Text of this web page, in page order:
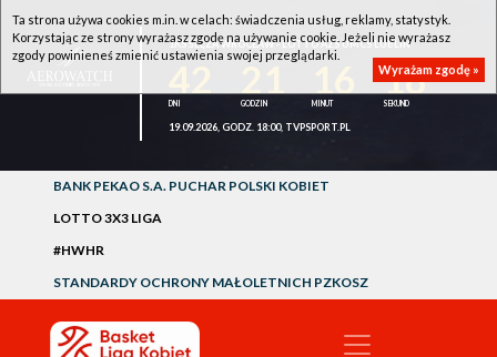
1KS ŚLĘZA WROCŁAW - LOTTO AZS UMCS LUBLIN
18
19.09.2026, GODZ. 18:00, TVPSPORT.PL
BANK PEKAO S.A. PUCHAR POLSKI KOBIET
LOTTO 3X3 LIGA
#HWHR
STANDARDY OCHRONY MAŁOLETNICH PZKOSZ
Ta strona używa cookies m.in. w celach: świadczenia usług, reklamy, statystyk.
Korzystając ze strony wyrażasz zgodę na używanie cookie. Jeżeli nie wyrażasz
zgody powinieneś zmienić ustawienia swojej przeglądarki.
Wyrażam zgodę »